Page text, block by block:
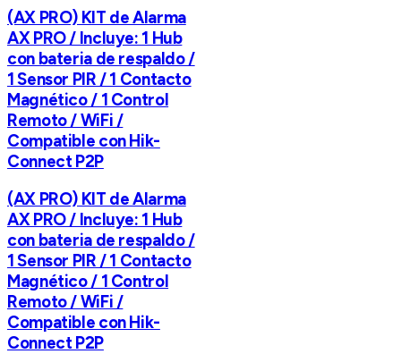
(AX PRO) KIT de Alarma
AX PRO / Incluye: 1 Hub
con bateria de respaldo /
1 Sensor PIR / 1 Contacto
Magnético / 1 Control
Remoto / WiFi /
Compatible con Hik-
Connect P2P
(AX PRO) KIT de Alarma
AX PRO / Incluye: 1 Hub
con bateria de respaldo /
1 Sensor PIR / 1 Contacto
Magnético / 1 Control
Remoto / WiFi /
Compatible con Hik-
Connect P2P